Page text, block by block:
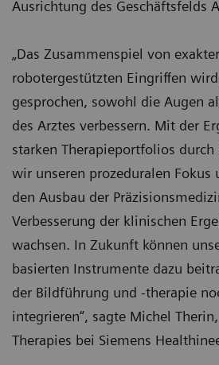
Ausrichtung des Geschäftsfelds
„Das Zusammenspiel von
robotergestützten Eingriffen
gesprochen, sowohl die Augen
des Arztes verbessern. Mit der
starken Therapieportfolios durch
wir unseren prozeduralen Fokus
den Ausbau der
Verbesserung der klinischen
wachsen. In Zukunft können
basierten Instrumente dazu
der Bildführung und -therapie
integrieren“, sagte Michel
Therapies bei Siemens